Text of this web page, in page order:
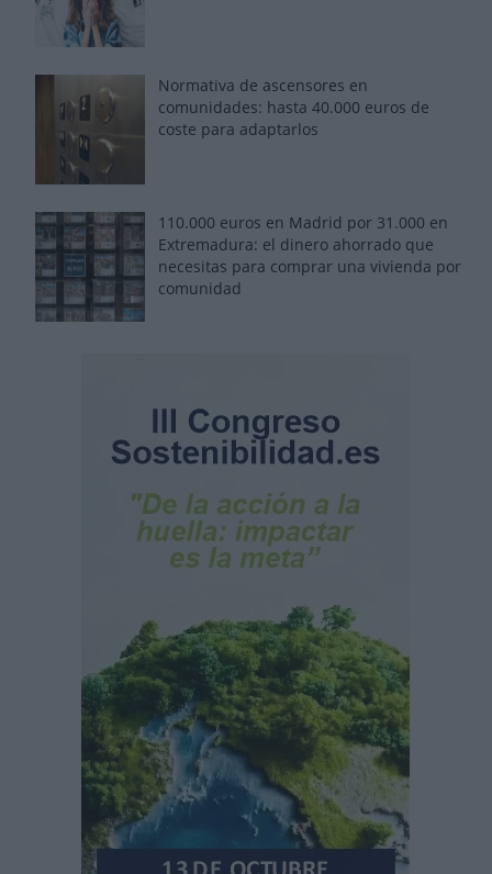
Normativa de ascensores en
comunidades: hasta 40.000 euros de
coste para adaptarlos
110.000 euros en Madrid por 31.000 en
Extremadura: el dinero ahorrado que
necesitas para comprar una vivienda por
comunidad